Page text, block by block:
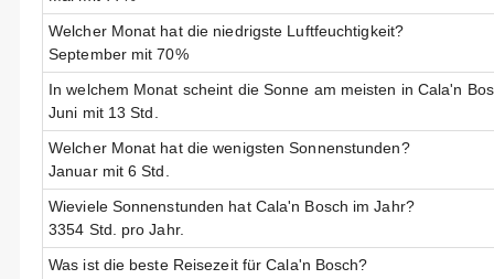
Welcher Monat hat die niedrigste Luftfeuchtigkeit?
September mit 70%
In welchem Monat scheint die Sonne am meisten in Cala'n
Juni mit 13 Std.
Welcher Monat hat die wenigsten Sonnenstunden?
Januar mit 6 Std.
Wieviele Sonnenstunden hat Cala'n Bosch im Jahr?
3354 Std. pro Jahr.
Was ist die beste Reisezeit für Cala'n Bosch?